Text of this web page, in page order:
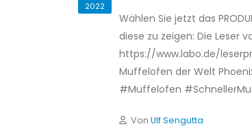
2022
Wählen Sie jetzt das
diese zu zeigen: Die Leser
https://www.labo.de/
Muffelofen der Welt
#Muffelofen
Von Ulf Sengutta